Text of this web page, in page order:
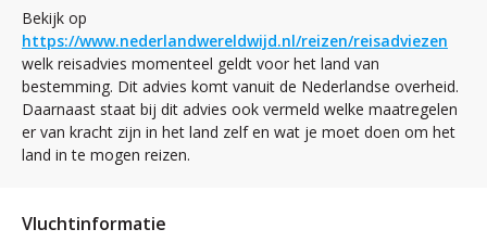
Bekijk op
https://www.nederlandwereldwijd.nl/reizen/reisadviezen
welk reisadvies momenteel geldt voor het land van
bestemming. Dit advies komt vanuit de Nederlandse overheid.
Daarnaast staat bij dit advies ook vermeld welke maatregelen
er van kracht zijn in het land zelf en wat je moet doen om het
land in te mogen reizen.
Vluchtinformatie